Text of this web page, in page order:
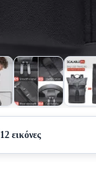
12 εικόνες